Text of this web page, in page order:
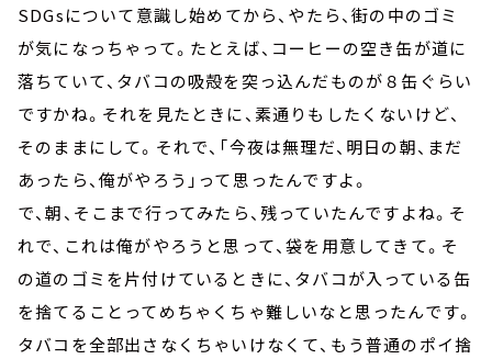
SDGsについて意識し始めてから、やたら、街の中のゴミ
が気になっちゃって。たとえば、コーヒーの空き缶が道に
落ちていて、タバコの吸殻を突っ込んだものが８缶ぐらい
ですかね。それを見たときに、素通りもしたくないけど、
そのままにして。それで、「今夜は無理だ、明日の朝、まだ
あったら、俺がやろう」って思ったんですよ。
で、朝、そこまで行ってみたら、残っていたんですよね。そ
れで、これは俺がやろうと思って、袋を用意してきて。そ
の道のゴミを片付けているときに、タバコが入っている缶
を捨てることってめちゃくちゃ難しいなと思ったんです。
タバコを全部出さなくちゃいけなくて、もう普通のポイ捨